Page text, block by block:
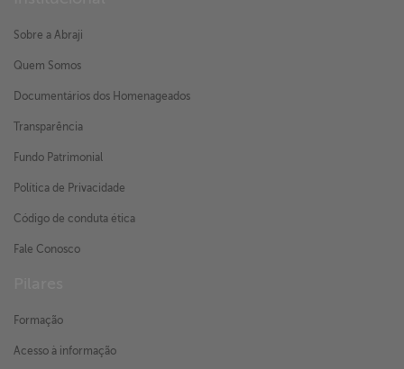
Sobre a Abraji
Quem Somos
Documentários dos Homenageados
Transparência
Fundo Patrimonial
Política de Privacidade
Código de conduta ética
Fale Conosco
Formação
Acesso à informação